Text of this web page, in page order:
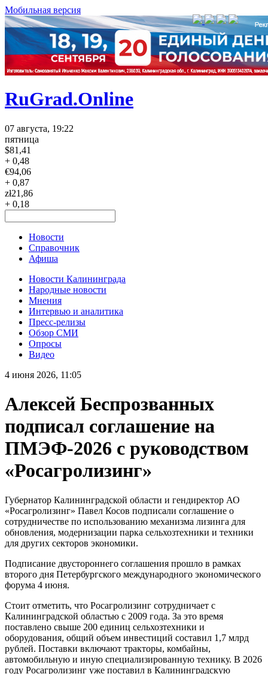
Мобильная версия
RuGrad.Online
07 августа, 19:22
пятница
$81,41
+ 0,48
€94,06
+ 0,87
zł21,86
+ 0,18
Новости
Справочник
Афиша
Новости Калининграда
Народные новости
Мнения
Интервью и аналитика
Пресс-релизы
Обзор СМИ
Опросы
Видео
4 июня 2026, 11:05
Алексей Беспрозванных
подписал соглашение на
ПМЭФ-2026 с руководством
«Росагролизинг»
Губернатор Калининградской области и гендиректор АО
«Росагролизинг» Павел Косов подписали соглашение о
сотрудничестве по использованию механизма лизинга для
обновления, модернизации парка сельхозтехники и техники
для других секторов экономики.
Подписание двустороннего соглашения прошло в рамках
второго дня Петербургского международного экономического
форума 4 июня.
Стоит отметить, что Росагролизинг сотрудничает с
Калининградской областью с 2009 года. За это время
поставлено свыше 200 единиц сельхозтехники и
оборудования, общий объем инвестиций составил 1,7 млрд
рублей. Поставки включают тракторы, комбайны,
автомобильную и иную специализированную технику. В 2026
году Росагролизинг уже поставил в Калининградскую